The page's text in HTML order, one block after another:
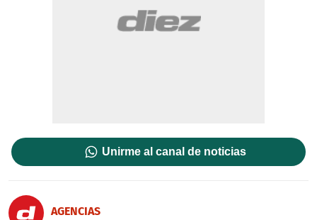
Unirme al canal de noticias
AGENCIAS